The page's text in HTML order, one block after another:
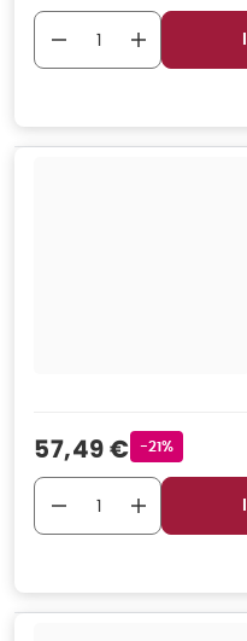
Verkaufspreis
57,49 € Rabattstempel
-21%